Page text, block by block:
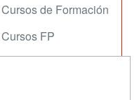
Cursos de Formación
Cursos FP